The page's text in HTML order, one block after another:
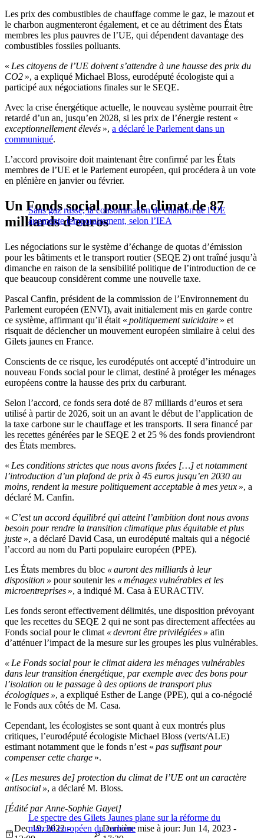
Les prix des combustibles de chauffage comme le gaz, le mazout et
le charbon augmenteront également, et ce au détriment des États
membres les plus pauvres de l’UE, qui dépendent davantage des
combustibles fossiles polluants.
« Les citoyens de l’UE doivent s’attendre à une hausse des prix du
CO2 », a expliqué Michael Bloss, eurodéputé écologiste qui a
participé aux négociations finales sur le SEQE.
Avec la crise énergétique actuelle, le nouveau système pourrait être
retardé d’un an, jusqu’en 2028, si les prix de l’énergie restent «
exceptionnellement élevés », a déclaré le Parlement dans un
communiqué.
L’accord provisoire doit maintenant être confirmé par les États
membres de l’UE et le Parlement européen, qui procédera à un vote
en plénière en janvier ou février.
Sans gaz russe, la consommation de charbon de l’UE
augmente temporairement, selon l’IEA
Un Fonds social pour le climat de 87
milliards d’euros
Les négociations sur le système d’échange de quotas d’émission
pour les bâtiments et le transport routier (SEQE 2) ont traîné jusqu’à
dimanche en raison de la sensibilité politique de l’introduction de ce
que beaucoup considèrent comme une nouvelle taxe.
Pascal Canfin, président de la commission de l’Environnement du
Parlement européen (ENVI), avait initialement mis en garde contre
ce système, affirmant qu’il était « politiquement suicidaire » et
risquait de déclencher un mouvement européen similaire à celui des
Gilets jaunes en France.
Conscients de ce risque, les eurodéputés ont accepté d’introduire un
nouveau Fonds social pour le climat, destiné à protéger les ménages
européens contre la hausse des prix du carburant.
Selon l’accord, ce fonds sera doté de 87 milliards d’euros et sera
utilisé à partir de 2026, soit un an avant le début de l’application de
la taxe carbone sur le chauffage et les transports. Il sera financé par
les recettes générées par le SEQE 2 et 25 % des fonds proviendront
des États membres.
« Les conditions strictes que nous avons fixées […] et notamment
l’introduction d’un plafond de prix à 45 euros jusqu’en 2030 au
moins, rendent la mesure politiquement acceptable à mes yeux », a
déclaré M. Canfin.
« C’est un accord équilibré qui atteint l’ambition dont nous avons
besoin pour rendre la transition climatique plus équitable et plus
juste », a déclaré David Casa, un eurodéputé maltais qui a négocié
l’accord au nom du Parti populaire européen (PPE).
Les États membres du bloc « auront des milliards à leur
disposition » pour soutenir les « ménages vulnérables et les
microentreprises », a indiqué M. Casa à EURACTIV.
Les fonds seront effectivement délimités, une disposition prévoyant
que les recettes du SEQE 2 qui ne sont pas directement affectées au
Fonds social pour le climat « devront être privilégiées » afin
d’atténuer l’impact de la mesure sur les groupes les plus vulnérables.
« Le Fonds social pour le climat aidera les ménages vulnérables
dans leur transition énergétique, par exemple avec des bons pour
l’isolation ou le passage à des options de transport plus
écologiques », a expliqué Esther de Lange (PPE), qui a co-négocié
le Fonds aux côtés de M. Casa.
Cependant, les écologistes se sont quant à eux montrés plus
critiques, l’eurodéputé écologiste Michael Bloss (verts/ALE)
estimant notamment que le fonds n’est « pas suffisant pour
compenser cette charge ».
« [Les mesures de] protection du climat de l’UE ont un caractère
antisocial », a déclaré M. Bloss.
Le spectre des Gilets Jaunes plane sur la réforme du
marché européen du carbone
[Édité par Anne-Sophie Gayet]
Dec 19, 2022 -
Dernière mise à jour: Jun 14, 2023 -